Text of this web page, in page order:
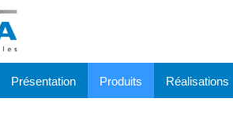
Présentation Produits Réalisations